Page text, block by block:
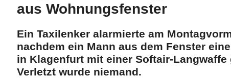
aus Wohnungsfenster
Ein Taxilenker alarmierte am
nachdem ein Mann aus dem Fenster
in Klagenfurt mit einer Softair-
Verletzt wurde niemand.